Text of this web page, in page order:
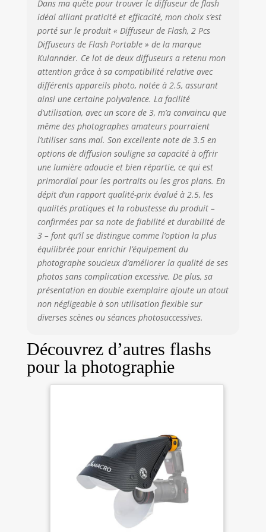
Dans ma quête pour trouver le diffuseur de flash
idéal alliant praticité et efficacité, mon choix s’est
porté sur le produit « Diffuseur de Flash, 2 Pcs
Diffuseurs de Flash Portable » de la marque
Kulannder. Ce lot de deux diffuseurs a retenu mon
attention grâce à sa compatibilité relative avec
différents appareils photo, notée à 2.5, assurant
ainsi une certaine polyvalence. La facilité
d’utilisation, avec un score de 3, m’a convaincu que
même des photographes amateurs pourraient
l’utiliser sans mal. Son excellente note de 3.5 en
options de diffusion souligne sa capacité à offrir
une lumière adoucie et bien répartie, ce qui est
primordial pour les portraits ou les gros plans. En
dépit d’un rapport qualité-prix évalué à 2.5, les
qualités pratiques et la robustesse du produit –
confirmées par sa note de fiabilité et durabilité de
3 – font qu’il se distingue comme l’option la plus
équilibrée pour enrichir l’équipement du
photographe soucieux d’améliorer la qualité de ses
photos sans complication excessive. De plus, sa
présentation en double exemplaire ajoute un atout
non négligeable à son utilisation flexible sur
diverses scènes ou séances photosuccessives.
Découvrez d’autres flashs
pour la photographie